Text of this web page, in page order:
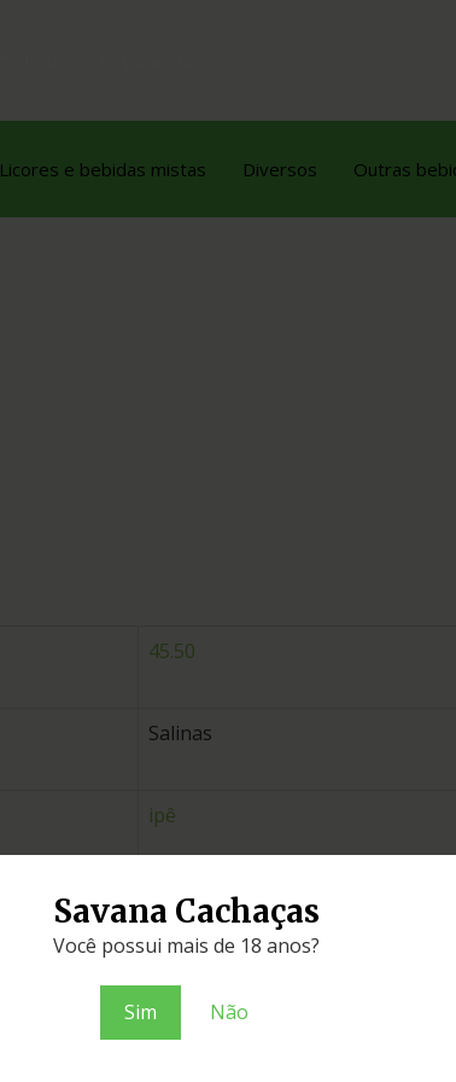
Savana Cachaças
Você possui mais de 18 anos?
Sim Não
Licores e bebidas mistas Diversos Outras
45.50
Salinas
ipê
Minas Gerais
Louças